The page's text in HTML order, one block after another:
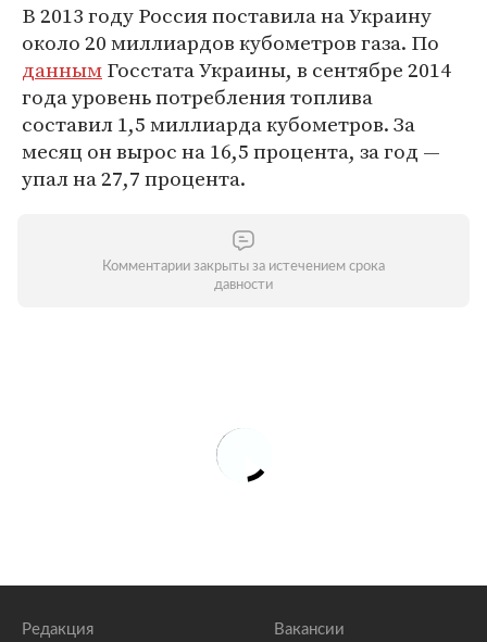
В 2013 году Россия поставила на Украину
около 20 миллиардов кубометров газа. По
даннымГосстата Украины, в сентябре 2014
года уровень потребления топлива
составил 1,5 миллиарда кубометров. За
месяц он вырос на 16,5 процента, за год —
упал на 27,7 процента.
Комментарии закрыты за истечением срока
давности
Редакция Вакансии